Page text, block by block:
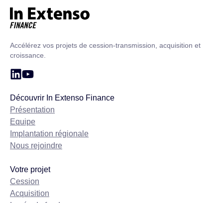
Accélérez vos projets de cession-transmission, acquisition et
croissance.
Découvrir In Extenso Finance
Présentation
Equipe
Implantation régionale
Nous rejoindre
Votre projet
Cession
Acquisition